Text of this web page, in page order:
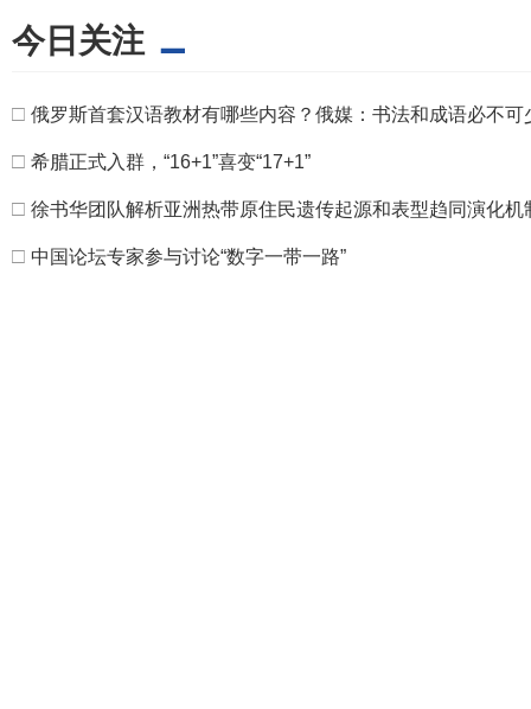
今日关注
□ 俄罗斯首套汉语教材有哪些内容？俄媒：书法和成语必不可
□ 希腊正式入群，“16+1”喜变“17+1”
□ 徐书华团队解析亚洲热带原住民遗传起源和表型趋同演化机
□ 中国论坛专家参与讨论“数字一带一路”